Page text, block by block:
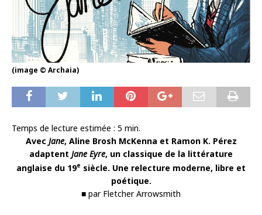
(image © Archaia)
Temps de lecture estimée : 5 min.
Avec Jane, Aline Brosh McKenna et Ramon K. Pérez
adaptent Jane Eyre, un classique de la littérature
anglaise du 19e siècle. Une relecture moderne, libre et
poétique.
■ par Fletcher Arrowsmith